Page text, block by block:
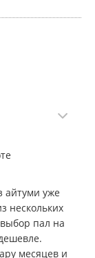
айтуми уже
нескольких
пал на
месяцев и